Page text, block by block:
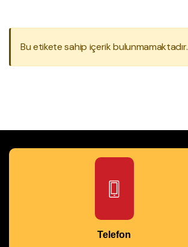
Bu etikete sahip içerik bulunmamaktadır.
Telefon